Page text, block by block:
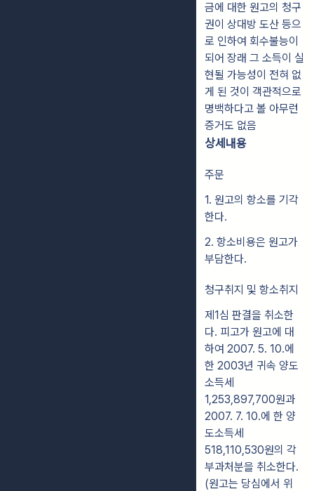
금에 대한 원고의 청구
권이 상대방 도산 등으
로 인하여 회수불능이
되어 장래 그 소득이 실
현될 가능성이 전혀 없
게 된 것이 객관적으로
명백하다고 볼 아무런
증거도 없음
상세내용
주문
1. 원고의 항소를 기각
한다.
2. 항소비용은 원고가
부담한다.
청구취지 및 항소취지
제1심 판결을 취소한
다. 피고가 원고에 대
하여 2007. 5. 10.에
한 2003년 귀속 양도
소득세
1,253,897,700원과
2007. 7. 10.에 한 양
도소득세
518,110,530원의 각
부과처분을 취소한다.
(원고는 당심에서 위